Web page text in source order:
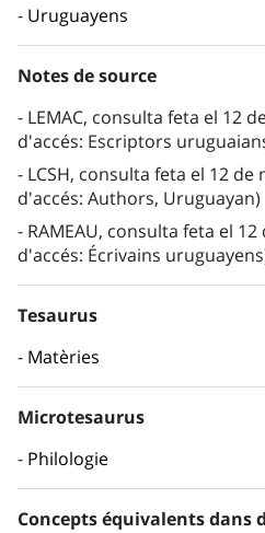
Uruguayens
Notes de source
LEMAC, consulta feta el 12
d'accés: Escriptors
LCSH, consulta feta el 12
d'accés: Authors, Uruguayan)
RAMEAU, consulta feta el
d'accés: Écrivains
Tesaurus
Matèries
Microtesaurus
Philologie
Concepts équivalents dans